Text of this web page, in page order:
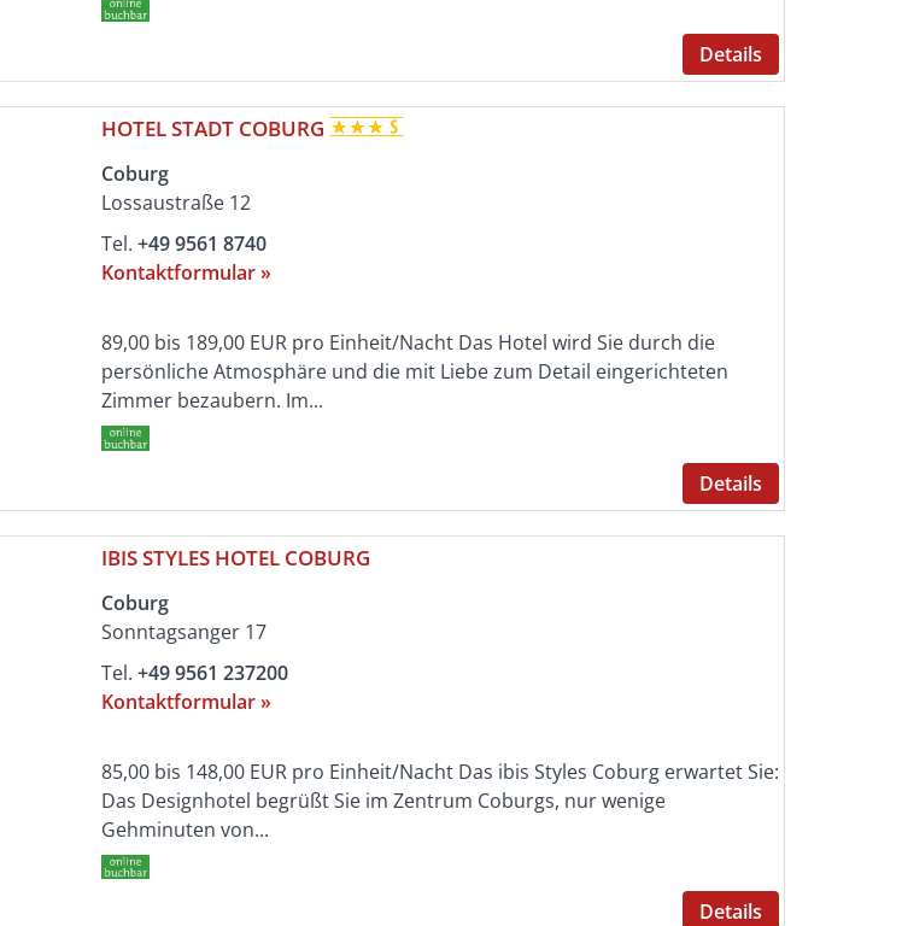
Details
HOTEL STADT COBURG
Coburg
Lossaustraße 12
Tel. +49 9561 8740
Kontaktformular »
89,00 bis 189,00 EUR pro Einheit/Nacht Das Hotel wird Sie durch die
persönliche Atmosphäre und die mit Liebe zum Detail eingerichteten
Zimmer bezaubern. Im...
Details
IBIS STYLES HOTEL COBURG
Coburg
Sonntagsanger 17
Tel. +49 9561 237200
Kontaktformular »
85,00 bis 148,00 EUR pro Einheit/Nacht Das ibis Styles Coburg erwartet Sie:
Das Designhotel begrüßt Sie im Zentrum Coburgs, nur wenige
Gehminuten von...
Details